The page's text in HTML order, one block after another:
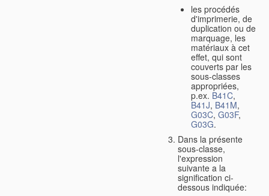
les procédés
d'imprimerie, de
duplication ou de
marquage, les
matériaux à cet
effet, qui sont
couverts par les
sous-classes
appropriées,
p.ex. B41C,
B41J, B41M,
G03C, G03F,
G03G.
Dans la présente
sous-classe,
l'expression
suivante a la
signification ci-
dessous indiquée: